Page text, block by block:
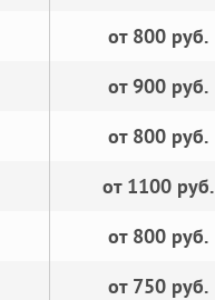
от 800 руб.
от 900 руб.
от 800 руб.
от 1100 руб.
от 800 руб.
от 750 руб.